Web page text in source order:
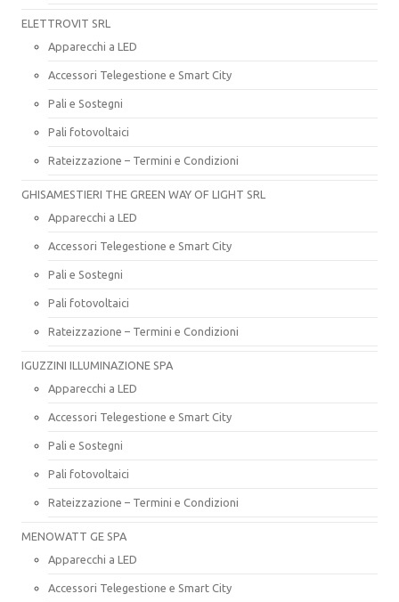
ELETTROVIT SRL
Apparecchi a LED
Accessori Telegestione e Smart City
Pali e Sostegni
Pali fotovoltaici
Rateizzazione – Termini e Condizioni
GHISAMESTIERI THE GREEN WAY OF LIGHT SRL
Apparecchi a LED
Accessori Telegestione e Smart City
Pali e Sostegni
Pali fotovoltaici
Rateizzazione – Termini e Condizioni
IGUZZINI ILLUMINAZIONE SPA
Apparecchi a LED
Accessori Telegestione e Smart City
Pali e Sostegni
Pali fotovoltaici
Rateizzazione – Termini e Condizioni
MENOWATT GE SPA
Apparecchi a LED
Accessori Telegestione e Smart City